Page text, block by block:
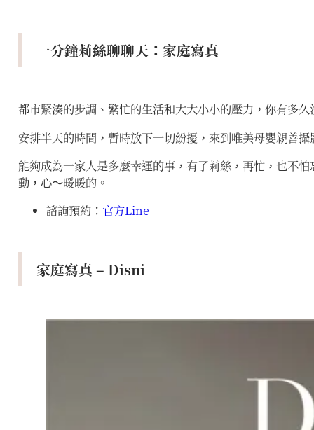
一分鐘莉絲聊聊天：家庭寫真
都市緊湊的步調、繁忙的生活和大大小小的壓力，你有多
安排半天的時間，暫時放下一切紛擾，來到唯美母嬰親善
能夠成為一家人是多麼幸運的事，有了莉絲，再忙，也不
動，心～暖暖的。
諮詢預約： 官方Line
家庭寫真 – Disni